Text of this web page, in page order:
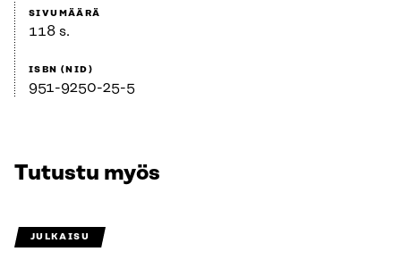
SIVUMÄÄRÄ
118 s.
ISBN (NID)
951-9250-25-5
Tutustu myös
JULKAISU